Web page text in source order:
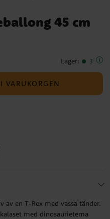
45 cm
Lager: 3
VARUKORGEN
en T-Rex med vassa tänder.
med dinosaurietema